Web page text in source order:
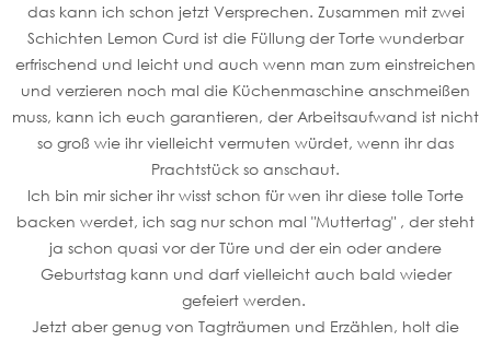
das kann ich schon jetzt Versprechen. Zusammen mit zwei
Schichten Lemon Curd ist die Füllung der Torte wunderbar
erfrischend und leicht und auch wenn man zum einstreichen
und verzieren noch mal die Küchenmaschine anschmeißen
muss, kann ich euch garantieren, der Arbeitsaufwand ist nicht
so groß wie ihr vielleicht vermuten würdet, wenn ihr das
Prachtstück so anschaut.
Ich bin mir sicher ihr wisst schon für wen ihr diese tolle Torte
backen werdet, ich sag nur schon mal "Muttertag" , der steht
ja schon quasi vor der Türe und der ein oder andere
Geburtstag kann und darf vielleicht auch bald wieder
gefeiert werden.
Jetzt aber genug von Tagträumen und Erzählen, holt die